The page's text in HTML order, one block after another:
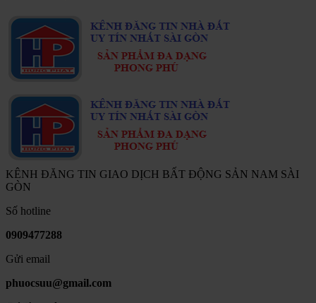
KÊNH ĐĂNG TIN GIAO DỊCH BẤT ĐỘNG SẢN NAM SÀI
GÒN
Số hotline
0909477288
Gửi email
phuocsuu@gmail.com